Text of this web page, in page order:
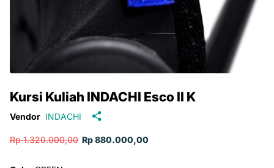
Kursi Kuliah INDACHI Esco II K
Vendor INDACHI
Rp 1.320.000,00 Rp 880.000,00